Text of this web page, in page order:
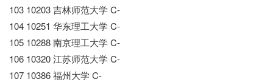
103 10203 吉林师范大学 C-
104 10251 华东理工大学 C-
105 10288 南京理工大学 C-
106 10320 江苏师范大学 C-
107 10386 福州大学 C-